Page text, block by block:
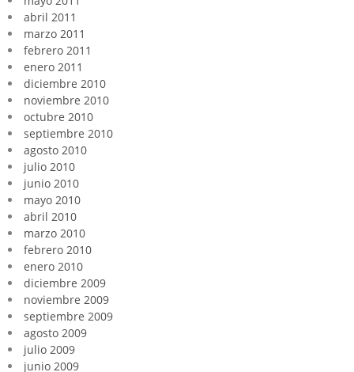
abril 2011
marzo 2011
febrero 2011
enero 2011
diciembre 2010
noviembre 2010
octubre 2010
septiembre 2010
agosto 2010
julio 2010
junio 2010
mayo 2010
abril 2010
marzo 2010
febrero 2010
enero 2010
diciembre 2009
noviembre 2009
septiembre 2009
agosto 2009
julio 2009
junio 2009